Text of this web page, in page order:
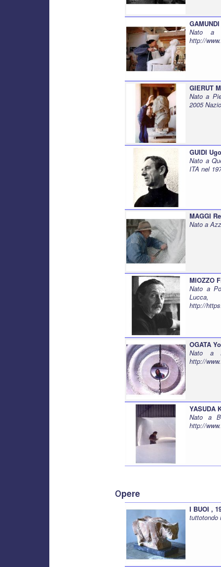
Nato a
http://
GIERUT
Nato a
2005
GUIDI
Nato a
ITA nel
MAGGI
Nato a
MIOZZO
Nato a
http://
OGATA
Nato a
http://
YASUDA
Nato a
http://
opere
I BUOI ,
tuttotondo